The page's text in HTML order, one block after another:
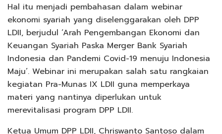
Hal itu menjadi pembahasan dalam webinar
ekonomi syariah yang diselenggarakan oleh DPP
LDII, berjudul ‘Arah Pengembangan Ekonomi dan
Keuangan Syariah Paska Merger Bank Syariah
Indonesia dan Pandemi Covid-19 menuju Indonesia
Maju’. Webinar ini merupakan salah satu rangkaian
kegiatan Pra-Munas IX LDII guna memperkaya
materi yang nantinya diperlukan untuk
merevitalisasi program DPP LDII.
Ketua Umum DPP LDII, Chriswanto Santoso dalam